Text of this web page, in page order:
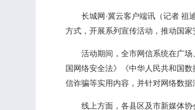
长城网·冀云客户端讯（记者 祖迪
方式，开展系列宣传活动，推动国家
活动期间，全市网信系统在广场
国网络安全法》《中华人民共和国
信诈骗等实用内容，并针对网络数
线上方面，各县区及市新媒体协会